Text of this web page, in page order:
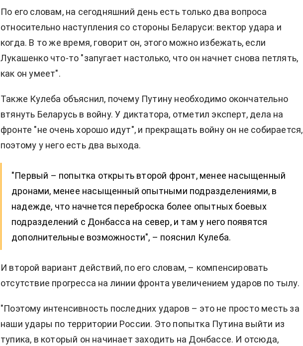
По его словам, на сегодняшний день есть только два вопроса
относительно наступления со стороны Беларуси: вектор удара и
когда. В то же время, говорит он, этого можно избежать, если
Лукашенко что-то "запугает настолько, что он начнет снова петлять,
как он умеет".
Также Кулеба объяснил, почему Путину необходимо окончательно
втянуть Беларусь в войну. У диктатора, отметил эксперт, дела на
фронте "не очень хорошо идут", и прекращать войну он не собирается,
поэтому у него есть два выхода.
"Первый – попытка открыть второй фронт, менее насыщенный
дронами, менее насыщенный опытными подразделениями, в
надежде, что начнется переброска более опытных боевых
подразделений с Донбасса на север, и там у него появятся
дополнительные возможности", – пояснил Кулеба.
И второй вариант действий, по его словам, – компенсировать
отсутствие прогресса на линии фронта увеличением ударов по тылу.
"Поэтому интенсивность последних ударов – это не просто месть за
наши удары по территории России. Это попытка Путина выйти из
тупика, в который он начинает заходить на Донбассе. И отсюда,